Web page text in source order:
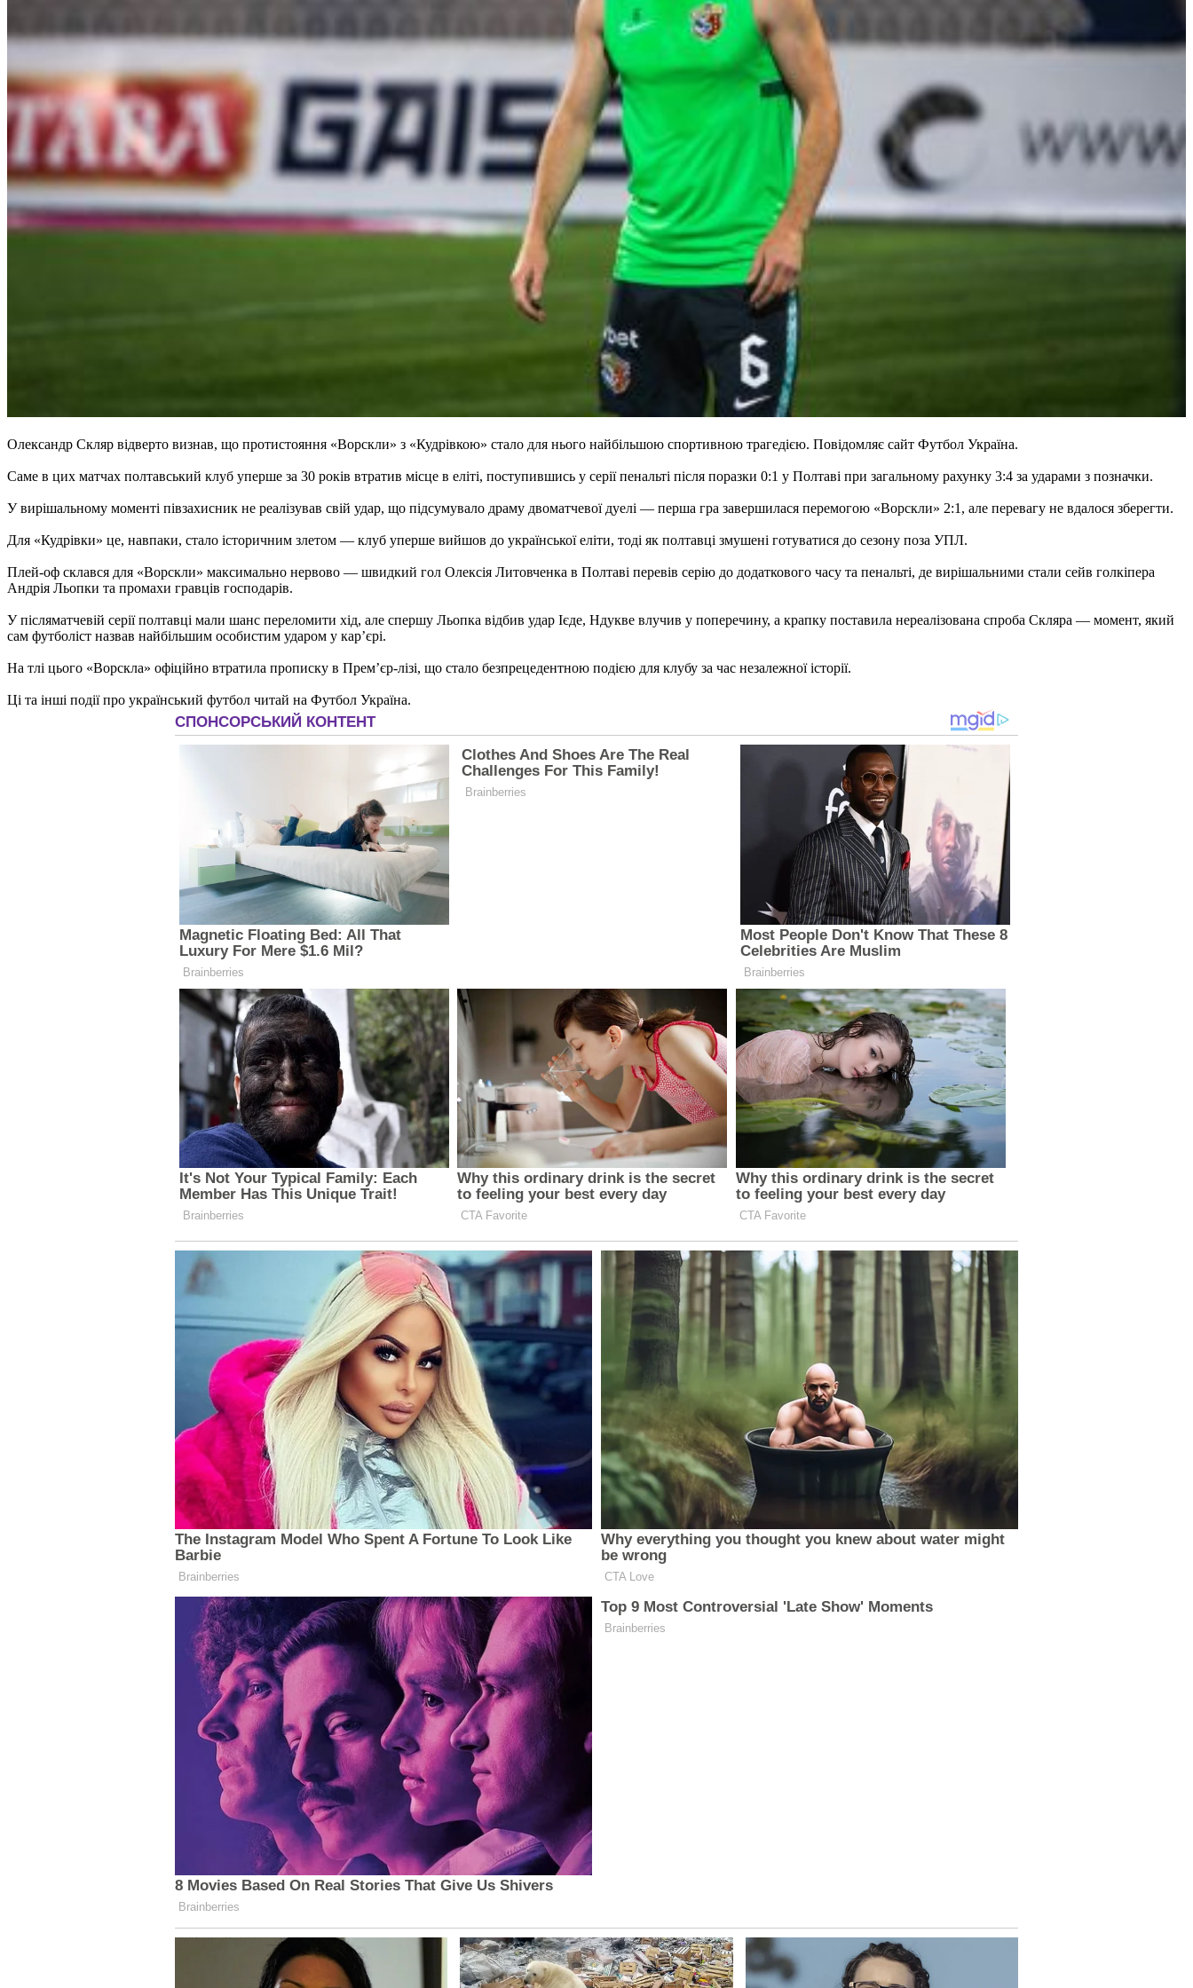
Олександр Скляр відверто визнав, що протистояння «Ворскли» з «Кудрівкою» стало для нього найбільшою спортивною трагедією. Повідомляє сайт Футбол Україна.
Саме в цих матчах полтавський клуб уперше за 30 років втратив місце в еліті, поступившись у серії пенальті після поразки 0:1 у Полтаві при загальному рахунку 3:4 за ударами з позначки.
У вирішальному моменті півзахисник не реалізував свій удар, що підсумувало драму двоматчевої дуелі — перша гра завершилася перемогою «Ворскли» 2:1, але перевагу не вдалося зберегти.
Для «Кудрівки» це, навпаки, стало історичним злетом — клуб уперше вийшов до української еліти, тоді як полтавці змушені готуватися до сезону поза УПЛ.
Плей-оф склався для «Ворскли» максимально нервово — швидкий гол Олексія Литовченка в Полтаві перевів серію до додаткового часу та пенальті, де вирішальними стали сейв голкіпера
Андрія Льопки та промахи гравців господарів.
У післяматчевій серії полтавці мали шанс переломити хід, але спершу Льопка відбив удар Ієде, Ндукве влучив у поперечину, а крапку поставила нереалізована спроба Скляра — момент, який
сам футболіст назвав найбільшим особистим ударом у кар’єрі.
На тлі цього «Ворскла» офіційно втратила прописку в Прем’єр-лізі, що стало безпрецедентною подією для клубу за час незалежної історії.
Ці та інші події про український футбол читай на Футбол Україна.